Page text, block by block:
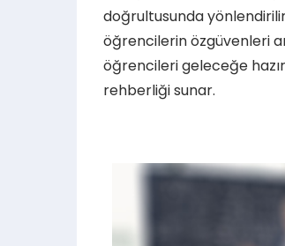
doğrultusunda
öğrencilerin özgüvenleri
öğrencileri geleceğe
rehberliği sunar.